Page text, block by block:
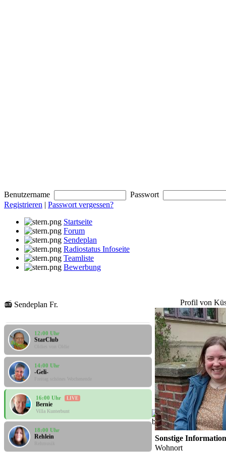
Benutzername Passwort
Registrieren | Passwort vergessen?
Startseite
Forum
Sendeplan
Radiostatus Infoseite
Teamliste
Bewerbung
📻 Sendeplan Fr.
Santi
12:00 Uhr
StarClub
Oldies von Oldie
14:00 Uhr
-Geli-
Freitag schönes Wochenende
16:00 Uhr LIVE
Bernie
Villa Kunterbunt
18:00 Uhr
Rehlein
Rehmusik
Profil von
Sonstige
Wohnort